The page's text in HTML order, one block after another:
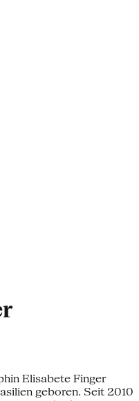
Elisabete Finger
geboren. Seit 2010